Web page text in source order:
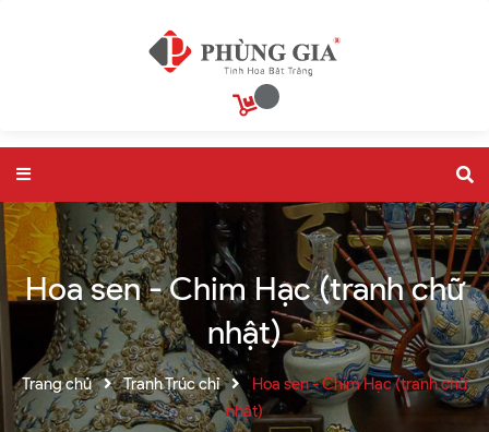
Hoa sen - Chim Hạc (tranh chữ
nhật)
Trang chủ Tranh Trúc chỉ
Hoa sen - Chim Hạc (tranh chữ
nhật)